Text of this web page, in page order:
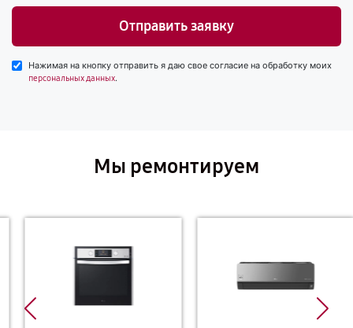
Отправить заявку
Нажимая на кнопку отправить я даю свое согласие на обработку моих
персональных данных.
Мы ремонтируем